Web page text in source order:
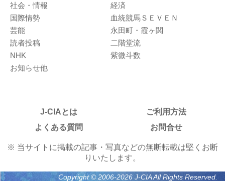
社会・情報
経済
国際情勢
血統競馬ＳＥＶＥＮ
芸能
永田町・霞ヶ関
読者投稿
二階堂流
NHK
紫微斗数
お知らせ他
J-CIAとは
ご利用方法
よくある質問
お問合せ
※ 当サイトに掲載の記事・写真などの無断転載は堅くお断
りいたします。
Copyright © 2006-2026 J-CIA All Rights Reserved.